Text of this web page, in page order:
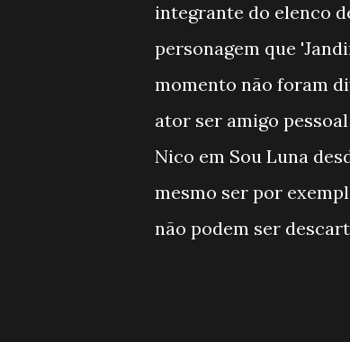
integrante do elenco
personagem que
momento não foram
ator ser amigo
Nico em Sou Luna
mesmo ser por
não podem ser